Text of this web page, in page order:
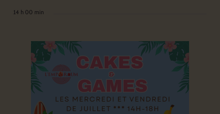
22
vues
Évènements
14 h 00 min